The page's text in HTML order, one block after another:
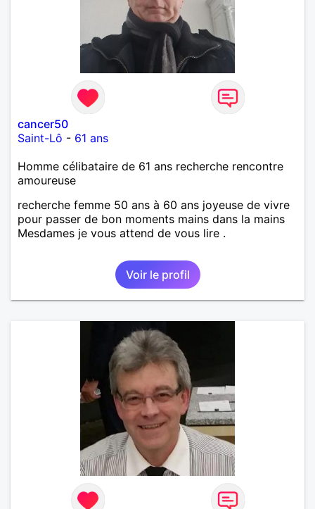
cancer50
Saint-Lô - 61 ans
Homme célibataire de 61 ans recherche rencontre
amoureuse
recherche femme 50 ans à 60 ans joyeuse de vivre
pour passer de bon moments mains dans la mains
Mesdames je vous attend de vous lire .
Voir le profil